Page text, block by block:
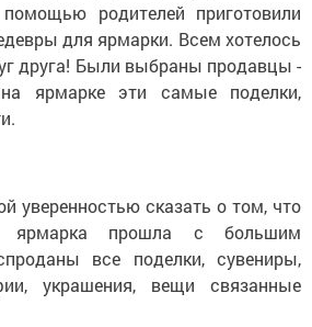
родителей приготовили
для ярмарки. Всем хотелось
друга! Были выбраны продавцы -
ярмарке эти самые поделки,
уверенностью сказать о том, что
ярмарка прошла с большим
все поделки, сувениры,
украшения, вещи связанные